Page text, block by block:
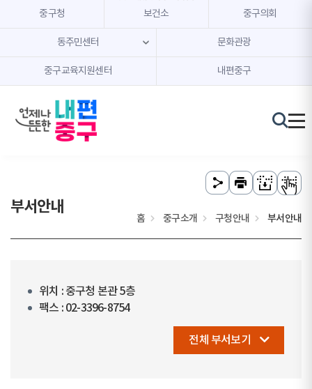
본문 내용 바로가기
주메뉴 바로가기
중구청 보건소 중구의회
동주민센터 문화관광
중구교육지원센터 내편중구
부서안내
홈 중구소개 구청안내 부서안내
위치 : 중구청 본관 5층
팩스 : 02-3396-8754
전체 부서보기